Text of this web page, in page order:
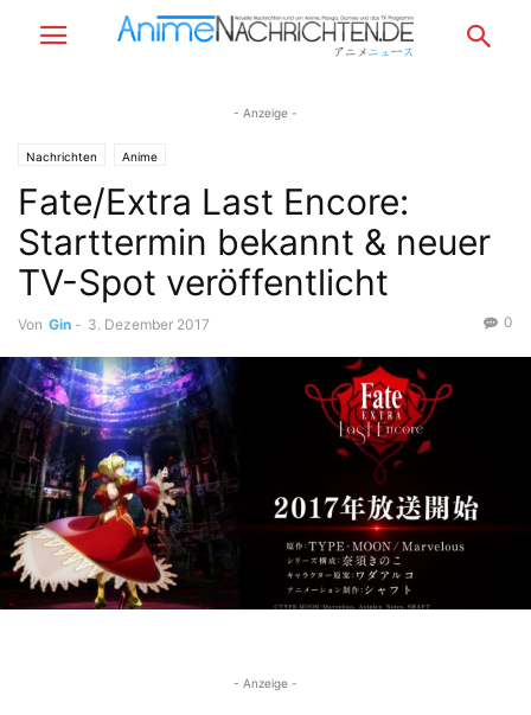
- Anzeige -
Nachrichten Anime
Fate/Extra Last Encore:
Starttermin bekannt & neuer
TV-Spot veröffentlicht
Von Gin - 3. Dezember 2017 0
- Anzeige -